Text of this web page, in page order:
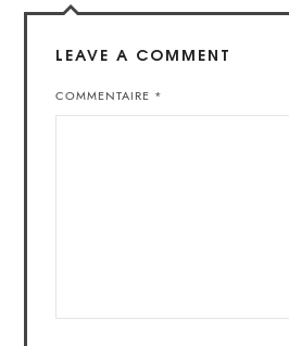
LEAVE A COMMENT
COMMENTAIRE *